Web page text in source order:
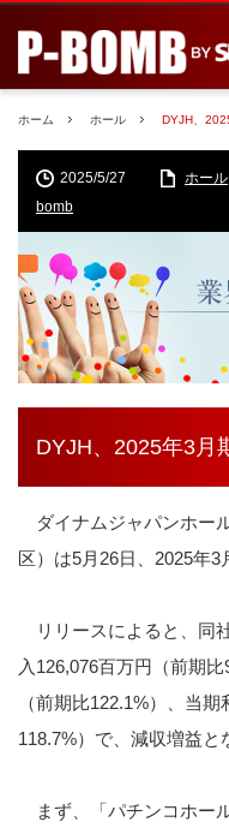
ホーム ホール DYJH、
2025/5/27 ホール
bomb
DYJH、2025年3月
ダイナムジャパンホー
区）は5月 26日、 2025年3
リリースによると、同
入 126,076百万円（前期比
（前期比122.1%）、当期
118.7%）で、減収増益と
まず、「パチンコホー